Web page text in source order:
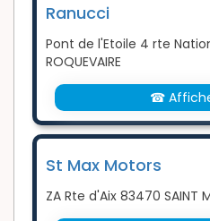
Ranucci
Pont de l'Etoile 4 rte
ROQUEVAIRE
☎
St Max Motors
ZA Rte d'Aix 83470 SAINT